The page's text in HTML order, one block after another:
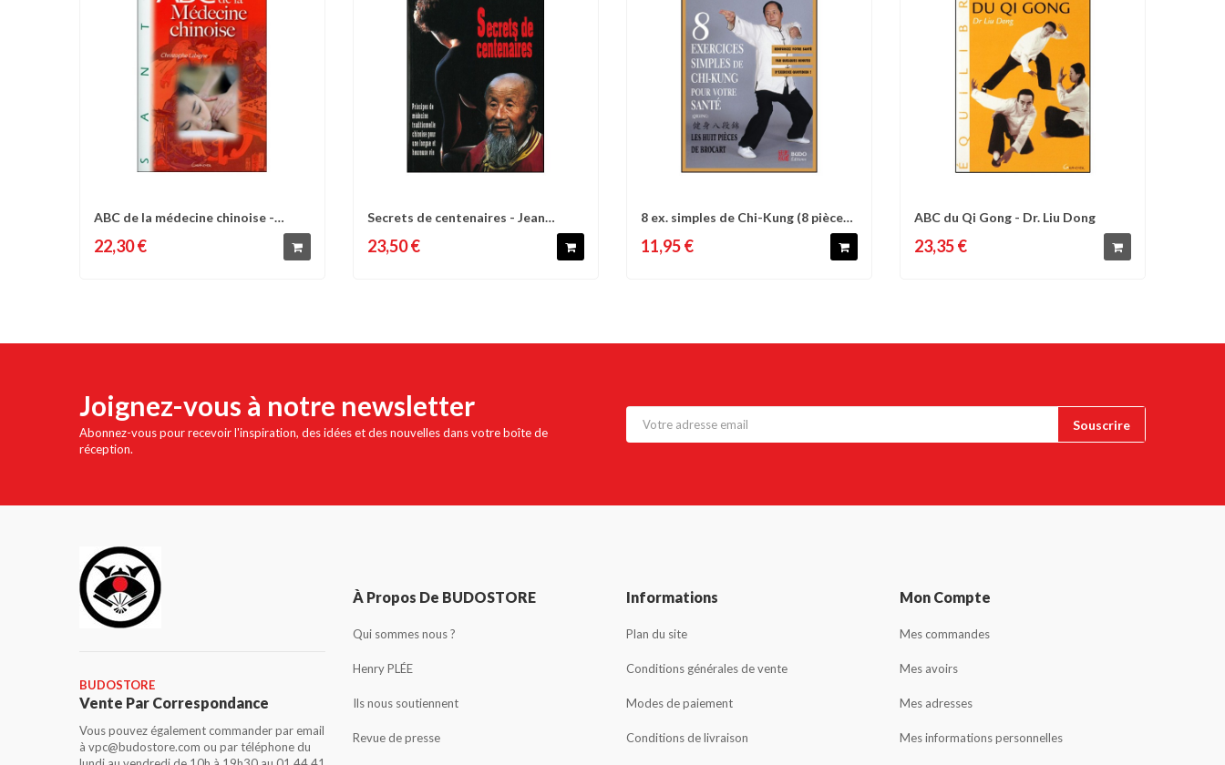
Comparer Liste d'envies
ABC de la médecine chinoise -
22,30 €
Comparer Liste d'envies
Secrets de centenaires - Jean
23,50 €
Comparer Liste d'envies
8 ex. simples de Chi-Kung (8 pièces
11,95 €
Comparer Liste d'envies
ABC du Qi Gong - Dr. Liu Dong
23,35 €
Joignez-vous à notre newsletter
Abonnez-vous pour recevoir l'inspiration, des idées et des nouvelles dans votre boîte de
réception.
BUDOSTORE
Vente Par Correspondance
Vous pouvez également commander par email
à vpc@budostore.com ou par téléphone du
À Propos De BUDOSTORE
Qui sommes nous ?
Henry PLÉE
Ils nous soutiennent
Revue de presse
Informations
Plan du site
Conditions générales de vente
Modes de paiement
Conditions de livraison
Mon Compte
Mes commandes
Mes avoirs
Mes adresses
Mes informations personnelles